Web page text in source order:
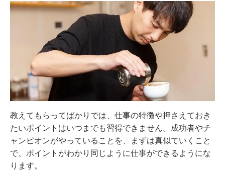
教えてもらってばかりでは、仕事の特徴や押さえておき
たいポイントはいつまでも習得できません。成功者やチ
ャンピオンがやっていることを、まずは真似ていくこと
で、ポイントがわかり同じように仕事ができるようにな
ります。